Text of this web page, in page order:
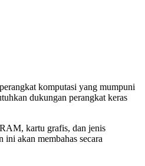
komputasi yang mumpuni
dukungan perangkat keras
kartu grafis, dan jenis
akan membahas secara